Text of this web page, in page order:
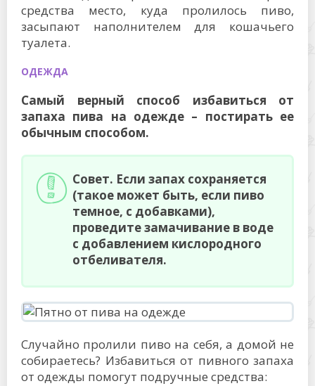
средства место, куда пролилось пиво,
засыпают наполнителем для кошачьего
туалета.
ОДЕЖДА
Самый верный способ избавиться от
запаха пива на одежде – постирать ее
обычным способом.
Совет. Если запах сохраняется
(такое может быть, если пиво
темное, с добавками),
проведите замачивание в воде
с добавлением кислородного
отбеливателя.
Случайно пролили пиво на себя, а домой не
собираетесь? Избавиться от пивного запаха
от одежды помогут подручные средства: